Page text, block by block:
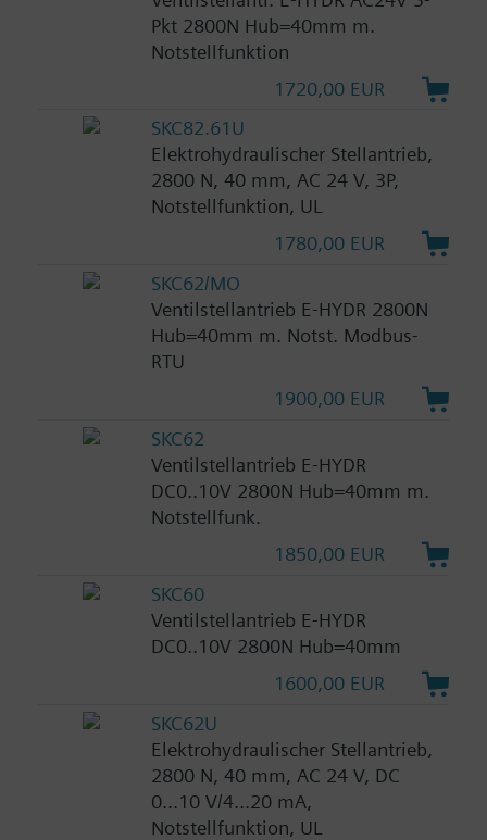
Pkt 2800N Hub=40mm m.
Notstellfunktion
1720,00 EUR
SKC82.61U
Elektrohydraulischer Stellantrieb,
2800 N, 40 mm, AC 24 V, 3P,
Notstellfunktion, UL
1780,00 EUR
SKC62/MO
Ventilstellantrieb E-HYDR 2800N
Hub=40mm m. Notst. Modbus-
RTU
1900,00 EUR
SKC62
Ventilstellantrieb E-HYDR
DC0..10V 2800N Hub=40mm m.
Notstellfunk.
1850,00 EUR
SKC60
Ventilstellantrieb E-HYDR
DC0..10V 2800N Hub=40mm
1600,00 EUR
SKC62U
Elektrohydraulischer Stellantrieb,
2800 N, 40 mm, AC 24 V, DC
0...10 V/4...20 mA,
Notstellfunktion, UL